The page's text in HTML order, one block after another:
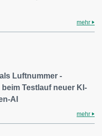
mehr
Luftnummer -
Testlauf neuer KI-
AI
mehr